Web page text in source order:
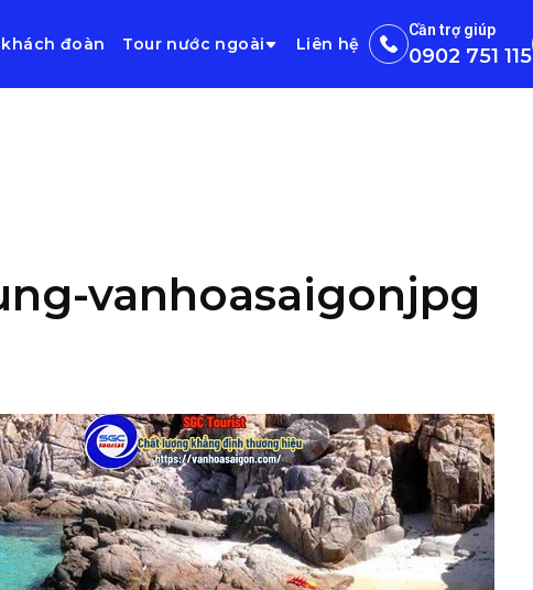
đoàn Tour nước ngoài Liên hệ
Cần trợ giúp
0902 751 115
vanhoasaigonjpg